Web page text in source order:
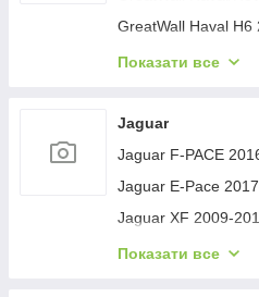
Geely MK 2006-
Geely MK Cross
GreatWall Haval H6
GreatWall Haval F7
Показати все
Jaguar
Jaguar F-PACE
Jaguar E-Pace
Jaguar XF 2009-
Jaguar XF 2016- рр.
Показати все